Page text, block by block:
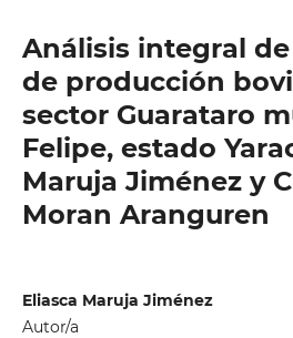
Análisis integral
de producción
sector Guarataro
Felipe, estado
Maruja Jiménez y
Moran Aranguren
Eliasca Maruja Jiménez
Autor/a